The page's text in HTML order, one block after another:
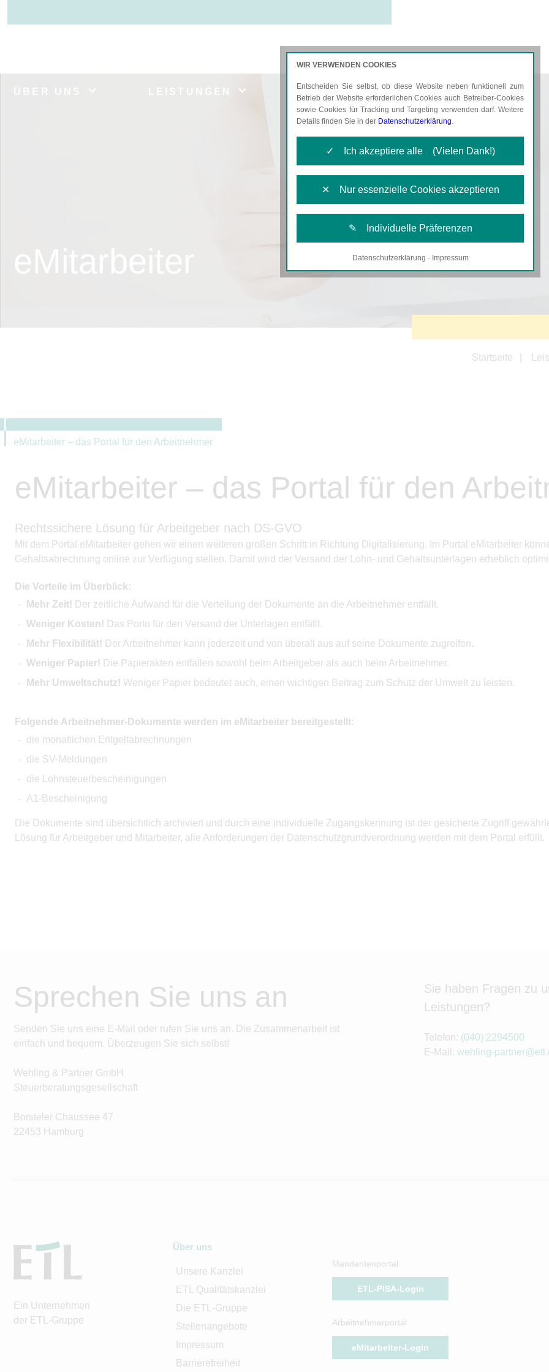
AKTUELLES KARRIERE
Startseite
eMitarbeiter – das Portal für den Arbeitnehmer
eMitarbeiter – das Portal für den
Rechtssichere Lösung für Arbeitgeber nach DS-GVO
Mit dem Portal eMitarbeiter gehen wir einen weiteren großen Schritt in Richtung Digitalisierung. Im Portal eMitarbeiter
Gehaltsabrechnung online zur Verfügung stellen. Damit wird der Versand der Lohn- und Gehaltsunterlagen erheblich
Die Vorteile im Überblick:
Mehr Zeit! Der zeitliche Aufwand für die Verteilung der Dokumente an die Arbeitnehmer entfällt.
Weniger Kosten! Das Porto für den Versand der Unterlagen entfällt.
Mehr Flexibilität! Der Arbeitnehmer kann jederzeit und von überall aus auf seine Dokumente zugreifen.
Weniger Papier! Die Papierakten entfallen sowohl beim Arbeitgeber als auch beim Arbeitnehmer.
Mehr Umweltschutz! Weniger Papier bedeutet auch, einen wichtigen Beitrag zum Schutz der Umwelt zu leisten.
Folgende Arbeitnehmer-Dokumente werden im eMitarbeiter bereitgestellt:
die monatlichen Entgeltabrechnungen
die SV-Meldungen
die Lohnsteuerbescheinigungen
A1-Bescheinigung
Die Dokumente sind übersichtlich archiviert und durch eine individuelle Zugangskennung ist der gesicherte Zugriff
Lösung für Arbeitgeber und Mitarbeiter, alle Anforderungen der Datenschutzgrundverordnung werden mit dem Portal erfüllt.
Sprechen Sie uns an
Senden Sie uns eine E-Mail oder rufen Sie uns an. Die Zusammenarbeit ist
einfach und bequem. Überzeugen Sie sich selbst!
Wehling & Partner GmbH
Steuerberatungsgesellschaft
Borsteler Chaussee 47
22453 Hamburg
Sie haben Fragen zu
Leistungen?
Telefon: (040) 2294500
E-Mail: wehling-
Ein Unternehmen
der ETL-Gruppe
Über uns
Unsere Kanzlei
ETL Qualitätskanzlei
Die ETL-Gruppe
Stellenangebote
Impressum
Barrierefreiheit
Mandantenportal
ETL-PISA-Login
Arbeitnehmerportal
eMitarbeiter-Login
WIR VERWENDEN COOKIES
Entscheiden Sie selbst, ob diese Website neben funktionell zum
Betrieb der Website erforderlichen Cookies auch Betreiber-Cookies
sowie Cookies für Tracking und Targeting verwenden darf. Weitere
Details finden Sie in der Datenschutzerklärung.
✓ Ich akzeptiere alle (Vielen Dank!)
✕ Nur essenzielle Cookies akzeptieren
✎ Individuelle Präferenzen
Notwendige Cookies
unseres Angebotes einschließlich der Verknüpfung zu
Datenschutzerklärung · Impressum